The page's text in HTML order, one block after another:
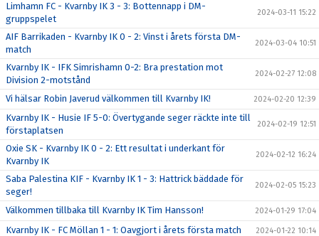
Limhamn FC - Kvarnby IK 3 - 3: Bottennapp i DM-
gruppspelet
2024-03-11 15:22
AIF Barrikaden - Kvarnby IK 0 - 2: Vinst i årets första DM-
match
2024-03-04 10:51
Kvarnby IK - IFK Simrishamn 0-2: Bra prestation mot
Division 2-motstånd
2024-02-27 12:08
Vi hälsar Robin Javerud välkommen till Kvarnby IK! 2024-02-20 12:39
Kvarnby IK - Husie IF 5-0: Övertygande seger räckte inte till
förstaplatsen
2024-02-19 12:51
Oxie SK - Kvarnby IK 0 - 2: Ett resultat i underkant för
Kvarnby IK
2024-02-12 16:24
Saba Palestina KIF - Kvarnby IK 1 - 3: Hattrick bäddade för
seger!
2024-02-05 15:23
Välkommen tillbaka till Kvarnby IK Tim Hansson! 2024-01-29 17:04
Kvarnby IK - FC Möllan 1 - 1: Oavgjort i årets första match 2024-01-22 10:14